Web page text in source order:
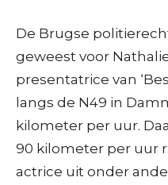
De Brugse
geweest voor
presentatrice van
langs de N49 in
kilometer per uur.
90 kilometer per uur
actrice uit onder